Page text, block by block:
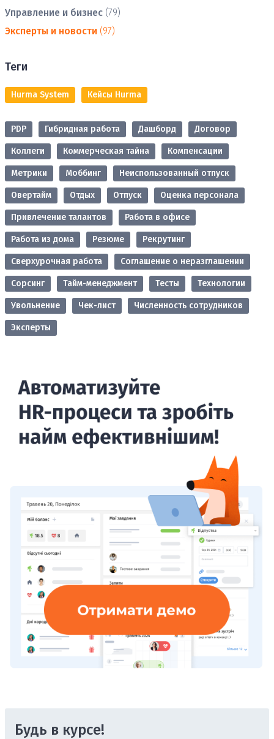
Управление и бизнес (79)
Эксперты и новости (97)
Теги
Hurma System Кейсы Hurma
PDP Гибридная работа Дашборд Договор
Коллеги Коммерческая тайна Компенсации
Метрики Моббинг Неиспользованный отпуск
Овертайм Отдых Отпуск Оценка персонала
Привлечение талантов Работа в офисе
Работа из дома Резюме Рекрутинг
Сверхурочная работа Соглашение о неразглашении
Сорсинг Тайм-менеджмент Тесты Технологии
Увольнение Чек-лист Численность сотрудников
Эксперты
Будь в курсе!